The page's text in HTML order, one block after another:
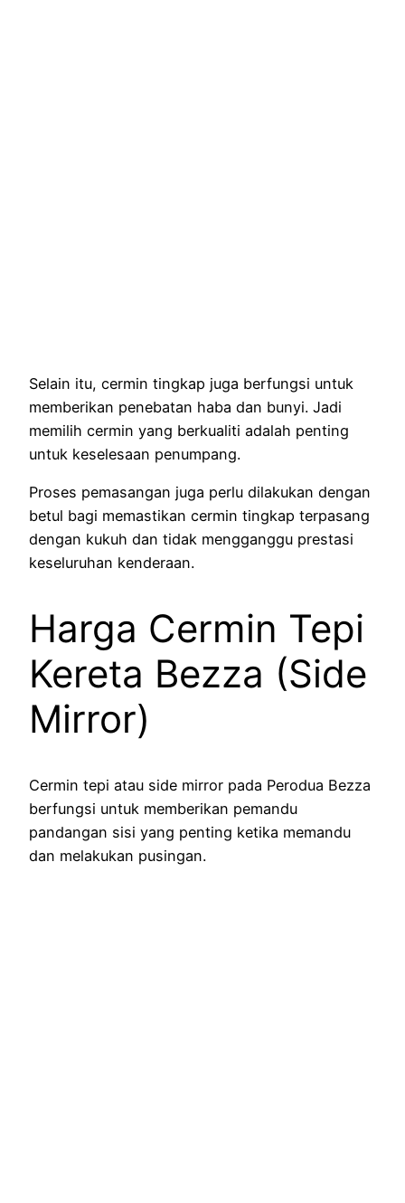
Selain itu, cermin tingkap juga berfungsi untuk
memberikan penebatan haba dan bunyi. Jadi
memilih cermin yang berkualiti adalah penting
untuk keselesaan penumpang.
Proses pemasangan juga perlu dilakukan dengan
betul bagi memastikan cermin tingkap terpasang
dengan kukuh dan tidak mengganggu prestasi
keseluruhan kenderaan.
Harga Cermin Tepi
Kereta Bezza (Side
Mirror)
Cermin tepi atau side mirror pada Perodua Bezza
berfungsi untuk memberikan pemandu
pandangan sisi yang penting ketika memandu
dan melakukan pusingan.